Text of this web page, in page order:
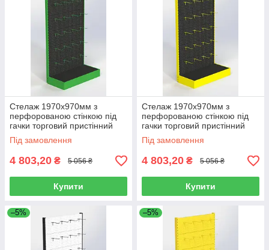
Стелаж 1970х970мм з
перфорованою стінкою під
гачки торговий пристінний
для магазину
Під замовлення
4 803,20 ₴ 5 056 ₴
Купити
Стелаж 1970х970мм з
перфорованою стінкою під
гачки торговий пристінний
для магазину
Під замовлення
4 803,20 ₴ 5 056 ₴
Купити
–5% –5%